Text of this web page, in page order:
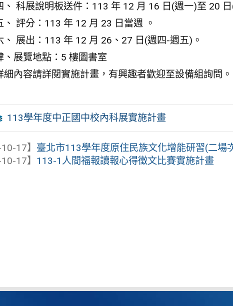
、 科展說明板送件：113 年 12 月 16 日(週一)至 20 日
、 評分：113 年 12 月 23 日當週 。
、 展出：113 年 12 月 26、27 日(週四-週五)。
、展覽地點：5 樓圖書室
細內容請詳閱實施計畫，有興趣者歡迎至設備組詢問。
113學年度中正國中校內科展實施計畫
17】 臺北市113學年度原住民族文化增能研習(二場
17】 113-1人間福報讀報心得徵文比賽實施計畫